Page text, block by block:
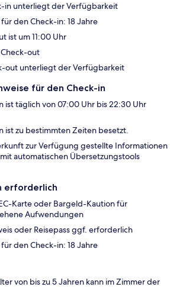
in unterliegt der Verfügbarkeit
den Check-in: 18 Jahre
ist um 11:00 Uhr
out
out unterliegt der Verfügbarkeit
für den Check-in
ist täglich von 07:00 Uhr bis 22:30 Uhr
ist zu bestimmten Zeiten besetzt.
zur Verfügung gestellte Informationen
automatischen Übersetzungstools
erforderlich
Karte oder Bargeld-Kaution für
Aufwendungen
oder Reisepass ggf. erforderlich
den Check-in: 18 Jahre
von bis zu 5 Jahren kann im Zimmer der